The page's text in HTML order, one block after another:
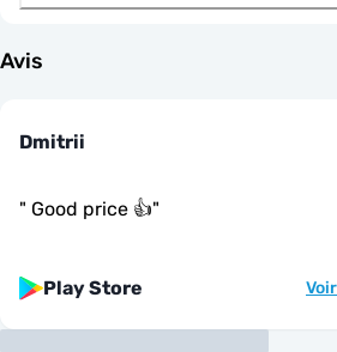
Avis
Dmitrii
" Good price 👍"
Play Store